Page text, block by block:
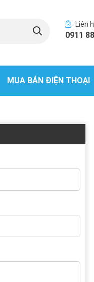
Liên
0911
MUA BÁN ĐIỆN THOẠI